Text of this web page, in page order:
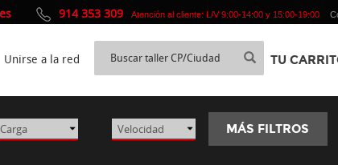
MÁS FILTROS
914 353 309 Atención al cliente: L/V 9:00-14:00 y 15:00-19:00
Unirse a la red TU